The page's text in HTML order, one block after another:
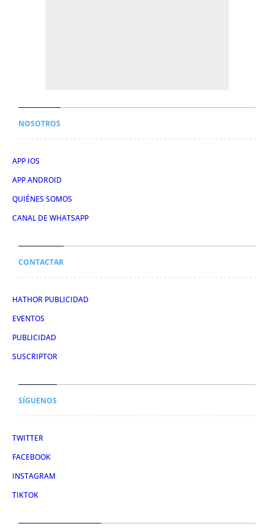
NOSOTROS
APP IOS
APP ANDROID
QUIÉNES SOMOS
CANAL DE WHATSAPP
CONTACTAR
HATHOR PUBLICIDAD
EVENTOS
PUBLICIDAD
SUSCRIPTOR
SÍGUENOS
TWITTER
FACEBOOK
INSTAGRAM
TIKTOK